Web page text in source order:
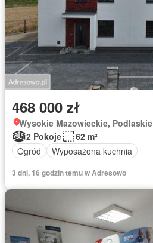
468 000 zł
Wysokie Mazowieckie, Podlaskie
2 Pokoje
62 m²
Ogród
Wyposażona kuchnia
3 dni, 16 godzin temu w Adresowo